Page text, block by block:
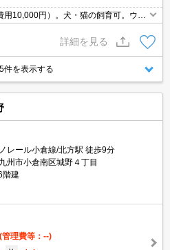
10,000円）。犬・猫の飼育可。ウォ
詳細を見る
件を表示する
レール小倉線/北方駅 徒歩9分
州市小倉南区城野４丁目
階建
(管理費等：--)